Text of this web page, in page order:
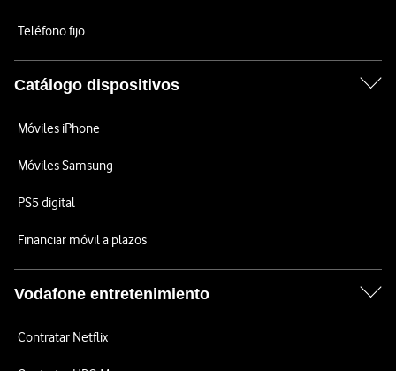
Teléfono fijo
Catálogo dispositivos
Móviles iPhone
Móviles Samsung
PS5 digital
Financiar móvil a plazos
Vodafone entretenimiento
Contratar Netflix